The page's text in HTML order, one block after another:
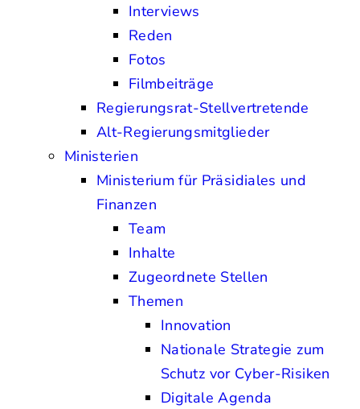
Interviews
Reden
Fotos
Filmbeiträge
Regierungsrat-Stellvertretende
Alt-Regierungsmitglieder
Ministerien
Ministerium für Präsidiales und
Finanzen
Team
Inhalte
Zugeordnete Stellen
Themen
Innovation
Nationale Strategie zum
Schutz vor Cyber-Risiken
Digitale Agenda